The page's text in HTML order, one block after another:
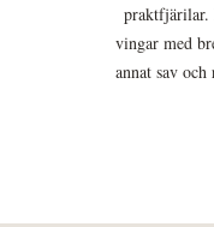
praktfjärilar.
vingar med
annat sav